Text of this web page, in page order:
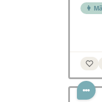
👩